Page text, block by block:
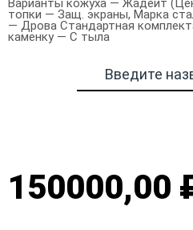
Варианты кожуха — Жадеит
топки — Защ. экраны, Марка
— Дрова Стандартная
каменку — С тыла
150000,00